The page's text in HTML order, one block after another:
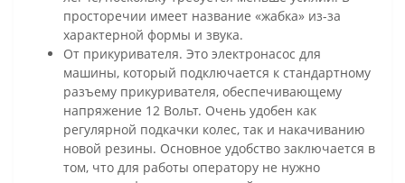
просторечии имеет название «жабка» из-за
характерной формы и звука.
От прикуривателя. Это электронасос для
машины, который подключается к стандартному
разъему прикуривателя, обеспечивающему
напряжение 12 Вольт. Очень удобен как
регулярной подкачки колес, так и накачиванию
новой резины. Основное удобство заключается в
том, что для работы оператору не нужно